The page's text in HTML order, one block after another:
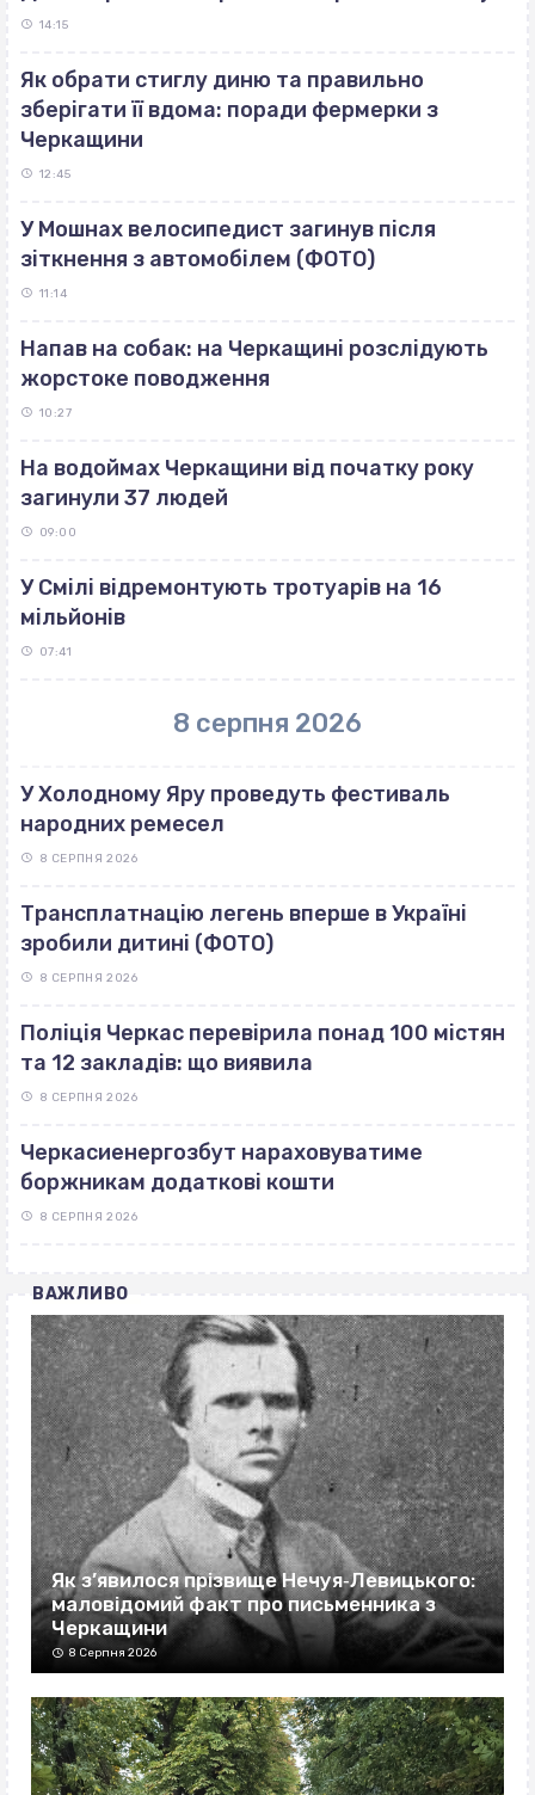
14:15
Як обрати стиглу диню та правильно
зберігати її вдома: поради фермерки з
Черкащини
12:45
У Мошнах велосипедист загинув після
зіткнення з автомобілем (ФОТО)
11:14
Напав на собак: на Черкащині розслідують
жорстоке поводження
10:27
На водоймах Черкащини від початку року
загинули 37 людей
09:00
У Смілі відремонтують тротуарів на 16
мільйонів
07:41
8 серпня 2026
У Холодному Яру проведуть фестиваль
народних ремесел
8 СЕРПНЯ 2026
Трансплатнацію легень вперше в Україні
зробили дитині (ФОТО)
8 СЕРПНЯ 2026
Поліція Черкас перевірила понад 100 містян
та 12 закладів: що виявила
8 СЕРПНЯ 2026
Черкасиенергозбут нараховуватиме
боржникам додаткові кошти
8 СЕРПНЯ 2026
ВАЖЛИВО
Як з’явилося прізвище Нечуя‐Левицького:
маловідомий факт про письменника з
Черкащини
8 Серпня 2026